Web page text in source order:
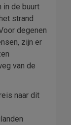
in de buurt
strand
degenen
zijn er
van de
naar dit